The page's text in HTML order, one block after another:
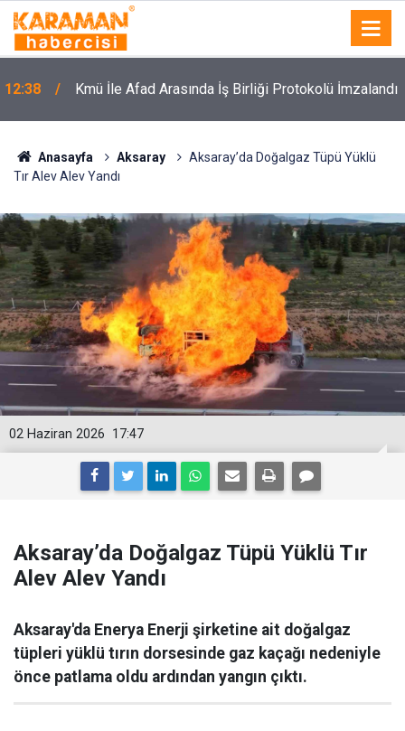
12:38 Kmü İle Afad Arasında İş Birliği Protokolü İmzalandı
Anasayfa Aksaray
Aksaray’da Doğalgaz Tüpü Yüklü
Tır Alev Alev Yandı
17:47
02 Haziran 2026
Aksaray’da Doğalgaz Tüpü Yüklü Tır
Alev Alev Yandı
Aksaray'da Enerya Enerji şirketine ait doğalgaz
tüpleri yüklü tırın dorsesinde gaz kaçağı nedeniyle
önce patlama oldu ardından yangın çıktı.